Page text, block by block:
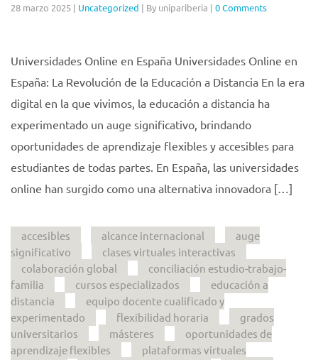
28 marzo 2025 | Uncategorized | By unipariberia | 0 Comments
Universidades Online en España Universidades Online en
España: La Revolución de la Educación a Distancia En la era
digital en la que vivimos, la educación a distancia ha
experimentado un auge significativo, brindando
oportunidades de aprendizaje flexibles y accesibles para
estudiantes de todas partes. En España, las universidades
online han surgido como una alternativa innovadora […]
accesibles alcance internacional
auge
significativo
clases virtuales interactivas
colaboración global
conciliación estudio-trabajo-
familia
cursos especializados
educación a
distancia
equipo docente cualificado y
experimentado
flexibilidad horaria
grados
universitarios
másteres
oportunidades de
aprendizaje flexibles
plataformas virtuales